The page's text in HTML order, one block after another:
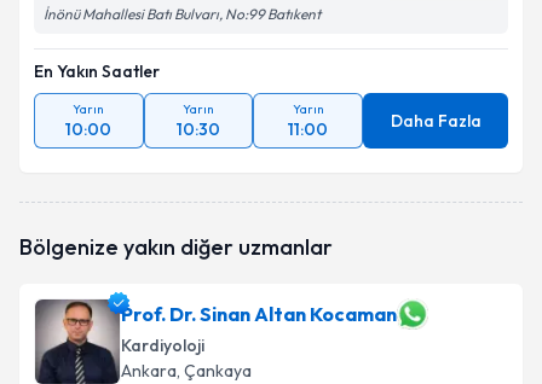
İnönü Mahallesi Batı Bulvarı, No:99 Batıkent
En Yakın Saatler
Yarın
10:00
Yarın
10:30
Yarın
11:00 Daha Fazla
Bölgenize yakın diğer uzmanlar
Prof. Dr. Sinan Altan Kocaman
Kardiyoloji
Ankara, Çankaya